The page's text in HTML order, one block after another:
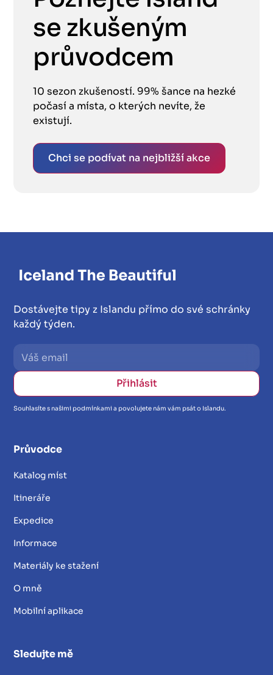
se zkušeným
průvodcem
10 sezon zkušeností. 99% šance na hezké
počasí a místa, o kterých nevíte, že
existují.
Chci se podívat na nejbližší akce
Dostávejte tipy z Islandu přímo do své schránky
každý týden.
Souhlasíte s našimi podmínkami a povolujete nám vám psát o Islandu.
Průvodce
Katalog míst
Itineráře
Expedice
Informace
Materiály ke stažení
O mně
Mobilní aplikace
Sledujte mě